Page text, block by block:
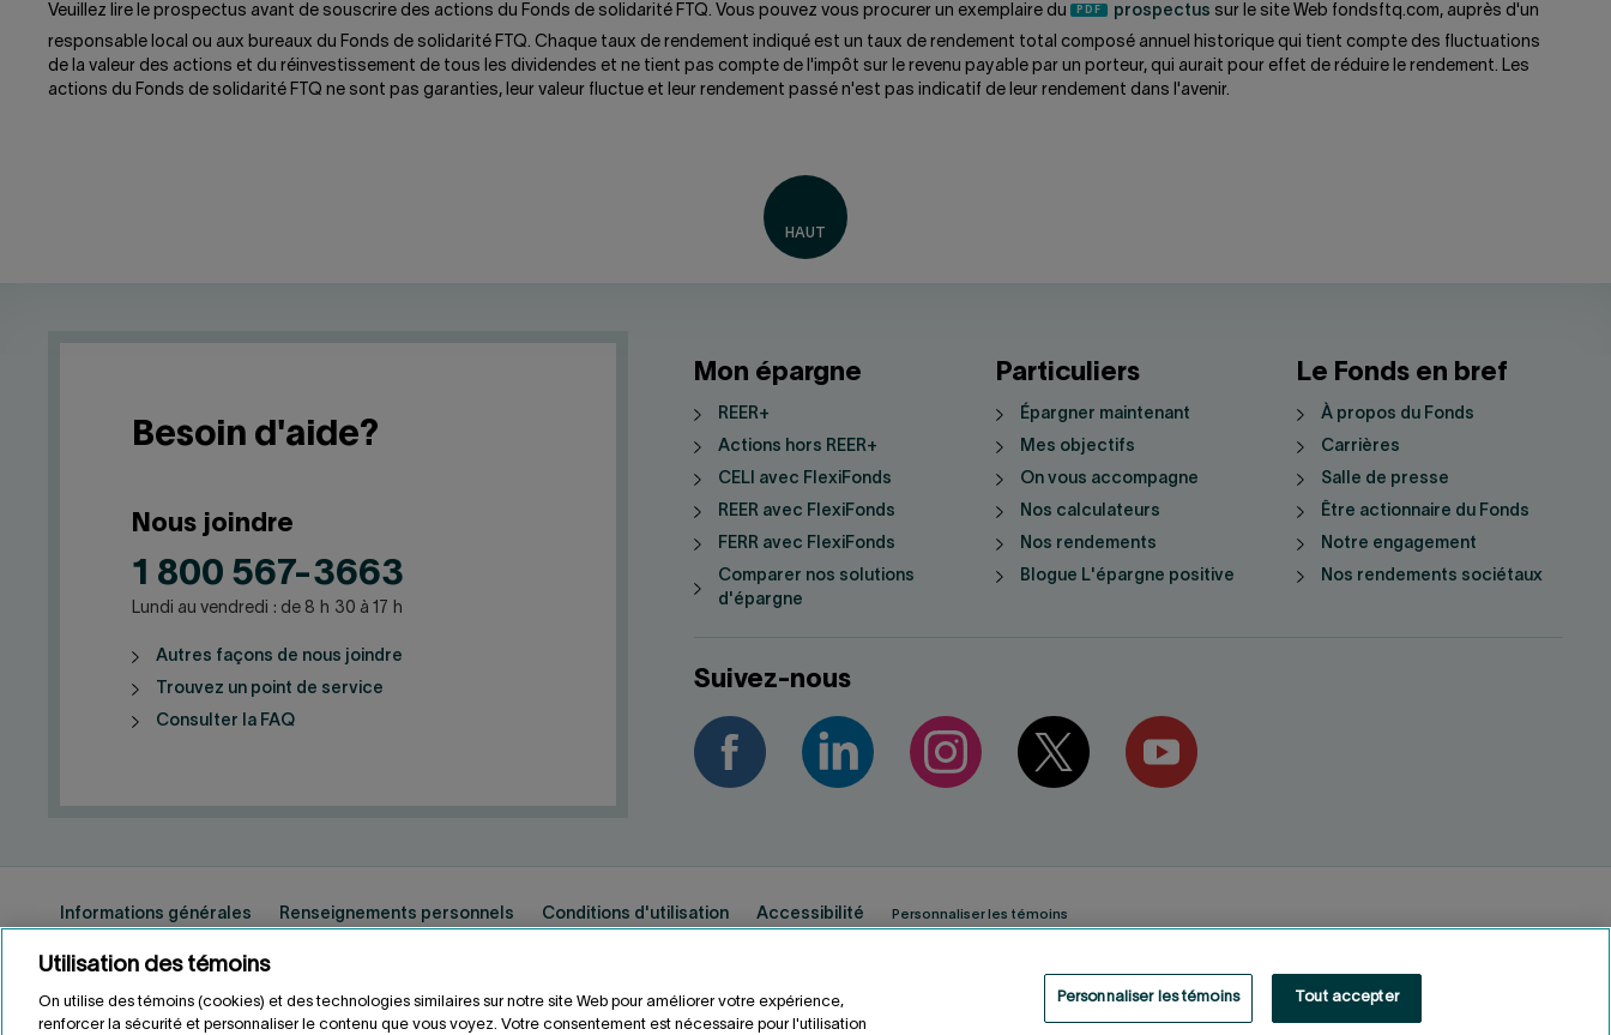
Veuillez lire le prospectus avant de souscrire des actions du Fonds de solidarité FTQ. Vous pouvez vous procurer un exemplaire du prospectus sur le site Web fondsftq.com, auprès d'un
responsable local ou aux bureaux du Fonds de solidarité FTQ. Chaque taux de rendement indiqué est un taux de rendement total composé annuel historique qui tient compte des fluctuations
de la valeur des actions et du réinvestissement de tous les dividendes et ne tient pas compte de l'impôt sur le revenu payable par un porteur, qui aurait pour effet de réduire le rendement. Les
actions du Fonds de solidarité FTQ ne sont pas garanties, leur valeur fluctue et leur rendement passé n'est pas indicatif de leur rendement dans l'avenir.
Besoin d'aide?
Nous joindre
1 800 567-3663
Lundi au vendredi : de 8 h 30 à 17 h
Autres façons de nous joindre
Trouvez un point de service
Consulter la FAQ
Mon épargne
REER+
Actions hors REER+
CELI avec FlexiFonds
REER avec FlexiFonds
FERR avec FlexiFonds
Comparer nos solutions
d'épargne
Particuliers
Épargner maintenant
Mes objectifs
On vous accompagne
Nos calculateurs
Nos rendements
Blogue L'épargne positive
Le Fonds en bref
À propos du Fonds
Carrières
Salle de presse
Être actionnaire du Fonds
Notre engagement
Nos rendements sociétaux
Suivez-nous
Informations générales Renseignements personnels Conditions d'utilisation Accessibilité Personnaliser les témoins
ENENGLISH Fonds de solidarité FTQ
Utilisation des témoins
On utilise des témoins (cookies) et des technologies similaires sur notre site Web pour améliorer votre expérience,
renforcer la sécurité et personnaliser le contenu que vous voyez. Votre consentement est nécessaire pour l'utilisation
Personnaliser les témoins Tout accepter